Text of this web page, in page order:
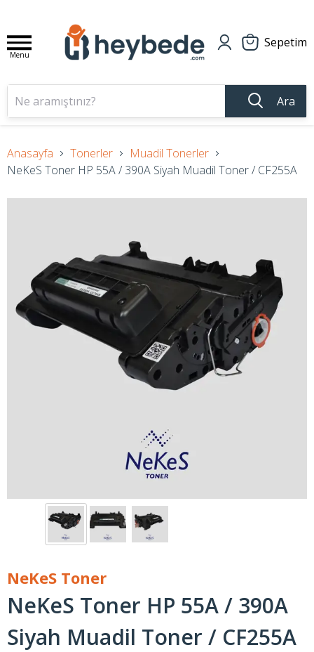
Menu
Sepetim
Ara
Anasayfa Tonerler
Muadil Tonerler
NeKeS Toner HP 55A / 390A Siyah Muadil Toner / CF255A
NeKeS Toner
NeKeS Toner HP 55A / 390A
Siyah Muadil Toner / CF255A